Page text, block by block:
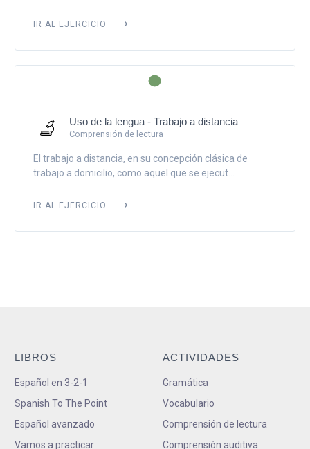
IR AL EJERCICIO
Uso de la lengua - Trabajo a distancia
Comprensión de lectura
El trabajo a distancia, en su concepción clásica de
trabajo a domicilio, como aquel que se ejecut...
IR AL EJERCICIO
LIBROS
Español en 3-2-1
Spanish To The Point
Español avanzado
Vamos a practicar
ACTIVIDADES
Gramática
Vocabulario
Comprensión de lectura
Comprensión auditiva